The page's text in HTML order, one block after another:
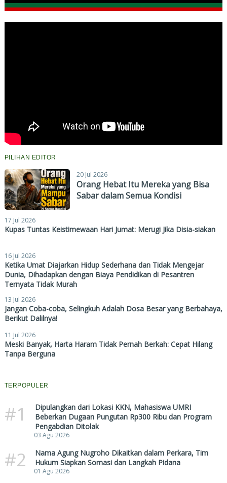
PILIHAN EDITOR
20 Jul 2026
Orang Hebat Itu Mereka yang Bisa
Sabar dalam Semua Kondisi
17 Jul 2026
Kupas Tuntas Keistimewaan Hari Jumat: Merugi Jika Disia-siakan
16 Jul 2026
Ketika Umat Diajarkan Hidup Sederhana dan Tidak Mengejar
Dunia, Dihadapkan dengan Biaya Pendidikan di Pesantren
Ternyata Tidak Murah
13 Jul 2026
Jangan Coba-coba, Selingkuh Adalah Dosa Besar yang Berbahaya,
Berikut Dalilnya!
11 Jul 2026
Meski Banyak, Harta Haram Tidak Pernah Berkah: Cepat Hilang
Tanpa Berguna
TERPOPULER
#1
Dipulangkan dari Lokasi KKN, Mahasiswa UMRI
Beberkan Dugaan Pungutan Rp300 Ribu dan Program
Pengabdian Ditolak
03 Agu 2026
#2
Nama Agung Nugroho Dikaitkan dalam Perkara, Tim
Hukum Siapkan Somasi dan Langkah Pidana
01 Agu 2026